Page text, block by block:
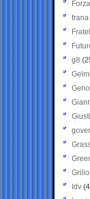
frana
g8
Grillo
Idv